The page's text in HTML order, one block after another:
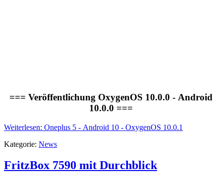
=== Veröffentlichung OxygenOS 10.0.0 - Android
10.0.0 ===
Weiterlesen: Oneplus 5 - Android 10 - OxygenOS 10.0.1
Kategorie: News
FritzBox 7590 mit Durchblick